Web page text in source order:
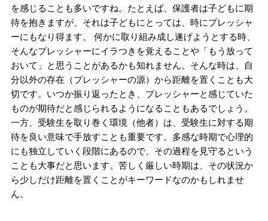
を感じることも多いですね。たとえば、保護者は⼦どもに期
待を抱きますが、それは子どもにとっては、時にプレッシャ
ーにもなり得ます。 何かに取り組み成し遂げようとする時、
そんなプレッシャーにイラつきを覚えることや「もう放って
おいて」と思うことがあるかも知れません。そんな時は、自
分以外の存在（プレッシャーの源）から距離を置くことも大
切です。いつか振り返ったとき、プレッシャーと感じていた
ものが期待だと感じられるようになることもあるでしょう。
一方、受験生を取り巻く環境（他者）は、受験生に対する期
待を良い意味で手放すことも重要です。多感な時期で心理的
にも独立していく段階にあるので、その過程を見守るという
ことも⼤事だと思います。苦しく厳しい時期は、その状況か
ら少しだけ距離を置くことがキーワードなのかもしれませ
ん。